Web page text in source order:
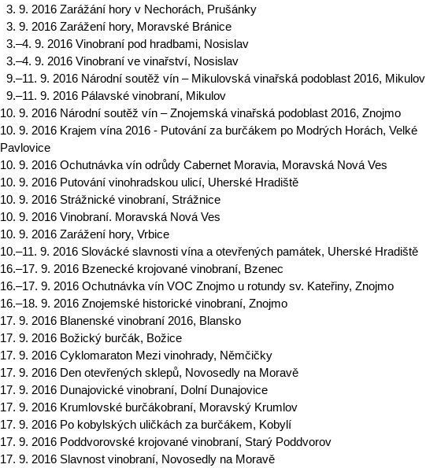
3. 9. 2016 Zarážání hory v Nechorách, Prušánky
3. 9. 2016 Zarážení hory, Moravské Bránice
3.–4. 9. 2016 Vinobraní pod hradbami, Nosislav
3.–4. 9. 2016 Vinobraní ve vinařství, Nosislav
9.–11. 9. 2016 Národní soutěž vín – Mikulovská vinařská podoblast 2016, Mikulov
9.–11. 9. 2016 Pálavské vinobraní, Mikulov
10. 9. 2016 Národní soutěž vín – Znojemská vinařská podoblast 2016, Znojmo
10. 9. 2016 Krajem vína 2016 - Putování za burčákem po Modrých Horách, Velké
Pavlovice
10. 9. 2016 Ochutnávka vín odrůdy Cabernet Moravia, Moravská Nová Ves
10. 9. 2016 Putování vinohradskou ulicí, Uherské Hradiště
10. 9. 2016 Strážnické vinobraní, Strážnice
10. 9. 2016 Vinobraní. Moravská Nová Ves
10. 9. 2016 Zarážení hory, Vrbice
10.–11. 9. 2016 Slovácké slavnosti vína a otevřených památek, Uherské Hradiště
16.–17. 9. 2016 Bzenecké krojované vinobraní, Bzenec
16.–17. 9. 2016 Ochutnávka vín VOC Znojmo u rotundy sv. Kateřiny, Znojmo
16.–18. 9. 2016 Znojemské historické vinobraní, Znojmo
17. 9. 2016 Blanenské vinobraní 2016, Blansko
17. 9. 2016 Božický burčák, Božice
17. 9. 2016 Cyklomaraton Mezi vinohrady, Němčičky
17. 9. 2016 Den otevřených sklepů, Novosedly na Moravě
17. 9. 2016 Dunajovické vinobraní, Dolní Dunajovice
17. 9. 2016 Krumlovské burčákobraní, Moravský Krumlov
17. 9. 2016 Po kobylských uličkách za burčákem, Kobylí
17. 9. 2016 Poddvorovské krojované vinobraní, Starý Poddvorov
17. 9. 2016 Slavnost vinobraní, Novosedly na Moravě